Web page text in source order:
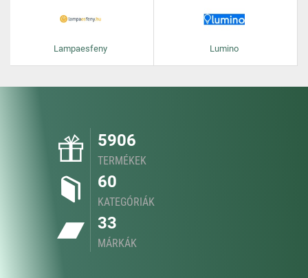
Lampaesfeny Lumino
5906
TERMÉKEK
60
KATEGÓRIÁK
33
MÁRKÁK